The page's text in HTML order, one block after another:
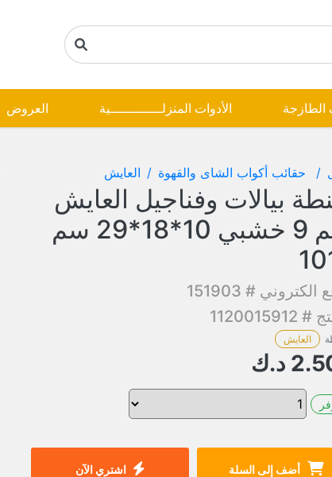
الطازجة الأدوات المنزلـــــــــــــية العروض
حقائب أكواب الشاى والقهوة العايش
بيالات وفناجيل العايش
رقم 9 خشبي 10*18*29 سم
# 151903
العايش
د.ك
أضف إلى السلة اشتري الآن